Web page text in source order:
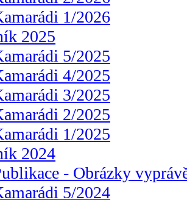
1/2026
2025
5/2025
4/2025
3/2025
2/2025
1/2025
2024
- Obrázky
5/2024